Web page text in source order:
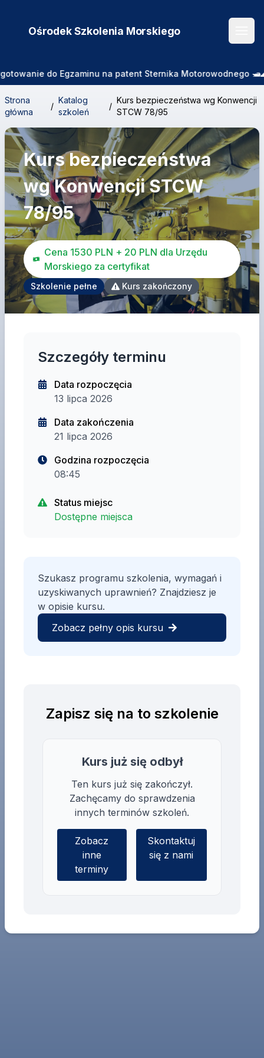
Ośrodek Szkolenia Morskiego
do Egzaminu na patent Sternika Motorowodnego
Strona
główna
/
Katalog
szkoleń
/
Kurs bezpieczeństwa wg Konwencji
STCW 78/95
Kurs bezpieczeństwa
wg Konwencji STCW
78/95
Cena 1530 PLN + 20 PLN dla Urzędu
Morskiego za certyfikat
Szkolenie pełne Kurs zakończony
Szczegóły terminu
Data rozpoczęcia
13 lipca 2026
Data zakończenia
21 lipca 2026
Godzina rozpoczęcia
08:45
Status miejsc
Dostępne miejsca
Szukasz programu szkolenia, wymagań i
uzyskiwanych uprawnień? Znajdziesz je
w opisie kursu.
Zobacz pełny opis kursu
Zapisz się na to szkolenie
Kurs już się odbył
Ten kurs już się zakończył.
Zachęcamy do sprawdzenia
innych terminów szkoleń.
Zobacz
inne
terminy
Skontaktuj
się z nami